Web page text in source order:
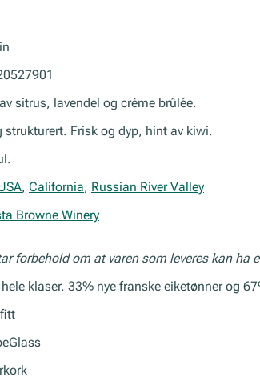
sitrus, lavendel og crème brûlée.
strukturert. Frisk og dyp, hint av kiwi.
, California, Russian River Valley
Browne Winery
forbehold om at varen som leveres kan ha
klaser. 33% nye franske eiketønner og
Glass